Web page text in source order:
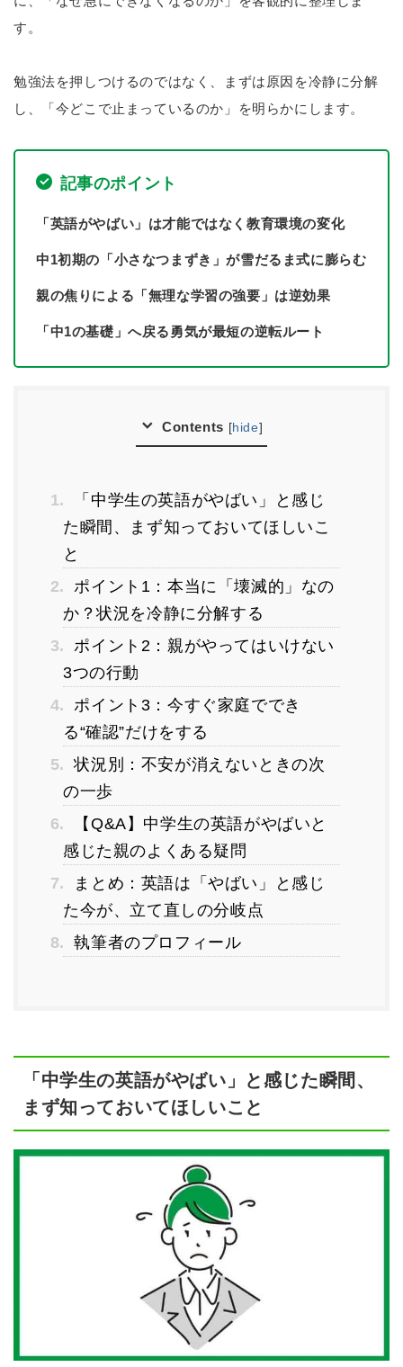
す。
勉強法を押しつけるのではなく、まずは原因を冷静に分解
し、「今どこで止まっているのか」を明らかにします。
記事のポイント
「英語がやばい」は才能ではなく教育環境の変化
中1初期の「小さなつまずき」が雪だるま式に膨らむ
親の焦りによる「無理な学習の強要」は逆効果
「中1の基礎」へ戻る勇気が最短の逆転ルート
Contents [hide]
1.
「中学生の英語がやばい」と感じ
た瞬間、まず知っておいてほしいこ
と
2.
ポイント1：本当に「壊滅的」なの
か？状況を冷静に分解する
3.
ポイント2：親がやってはいけない
3つの行動
4.
ポイント3：今すぐ家庭ででき
る“確認”だけをする
5. 状況別：不安が消えないときの次
の一歩
6.
【Q&A】中学生の英語がやばいと
感じた親のよくある疑問
7.
まとめ：英語は「やばい」と感じ
た今が、立て直しの分岐点
8. 執筆者のプロフィール
「中学生の英語がやばい」と感じた瞬間、
まず知っておいてほしいこと